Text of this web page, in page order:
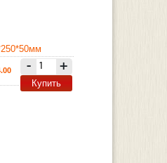
- +
Купить